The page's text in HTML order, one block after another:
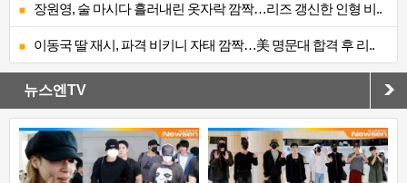
장원영, 술 마시다 흘러내린 옷자락 깜짝…리즈 갱신한 인형 비..
이동국 딸 재시, 파격 비키니 자태 깜짝…美 명문대 합격 후 리..
뉴스엔TV